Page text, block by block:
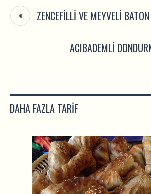
ZENCEFILLI VE MEYVELI
ACIBADEMLI
DAHA FAZLA TARIF